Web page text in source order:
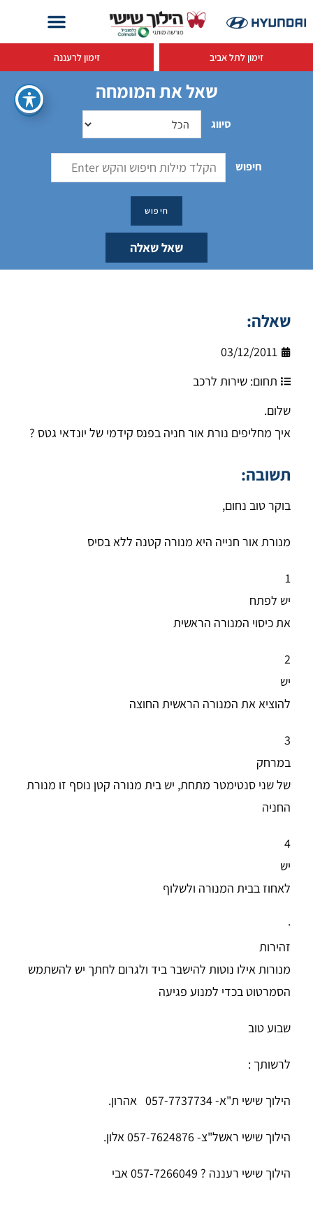
זימון לתל אביב זימון לרעננה
שאל את המומחה
סיווג
חיפוש
שאל שאלה
שאלה:
03/12/2011
תחום: שירות לרכב
שלום.
איך מחליפים נורת אור חניה בפנס קידמי של יונדאי גטס ?
תשובה:
בוקר טוב נחום,
מנורת אור חנייה היא מנורה קטנה ללא בסיס
1
יש לפתח
את כיסוי המנורה הראשית
2
יש
להוציא את המנורה הראשית החוצה
3
במרחק
של שני סנטימטר מתחת, יש בית מנורה קטן נוסף זו מנורת
החניה
4
יש
לאחוז בבית המנורה ולשלוף
·
זהירות
מנורות אילו נוטות להישבר ביד ולגרום לחתך יש להשתמש
הסמרטוט בכדי למנוע פגיעה
שבוע טוב
לרשותך :
הילוך שישי ת"א- 057-7737734 אהרון.
הילוך שישי ראשל"צ- 057-7624876 אלון.
הילוך שישי רעננה ? 057-7266049 אבי